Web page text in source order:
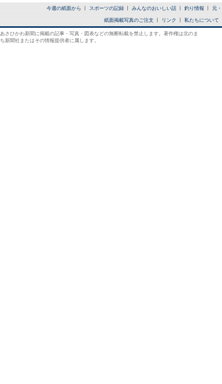
今週の紙面から スポーツの記録 みんなのおいしい話 釣り情報 元
紙面掲載写真のご注文 リンク 私たちについて
あさひかわ新聞に掲載の記事・写真・図表などの無断転載を禁止します。著作権は北のま
ち新聞社またはその情報提供者に属します。